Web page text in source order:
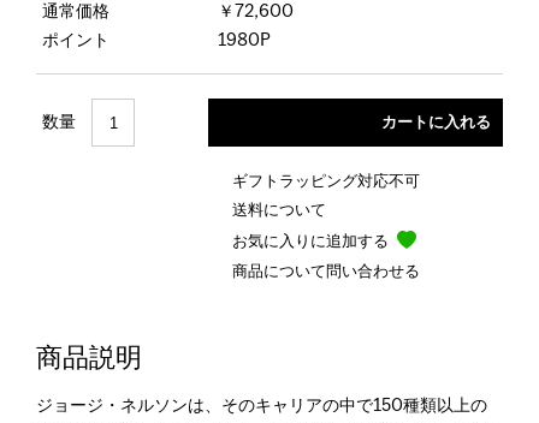
通常価格
￥72,600
ポイント
1980P
数量
ギフトラッピング対応不可
送料について
お気に入りに追加する
商品について問い合わせる
商品説明
ジョージ・ネルソンは、そのキャリアの中で150種類以上の